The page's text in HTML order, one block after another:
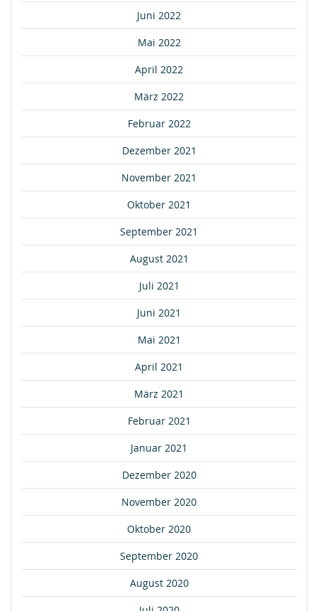
Juni 2022
Mai 2022
April 2022
März 2022
Februar 2022
Dezember 2021
November 2021
Oktober 2021
September 2021
August 2021
Juli 2021
Juni 2021
Mai 2021
April 2021
März 2021
Februar 2021
Januar 2021
Dezember 2020
November 2020
Oktober 2020
September 2020
August 2020